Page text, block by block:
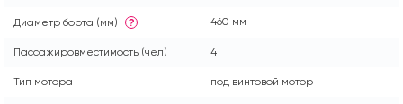
Диаметр борта (мм) ? 460 мм
Пассажировместимость (чел) 4
Тип мотора под винтовой мотор